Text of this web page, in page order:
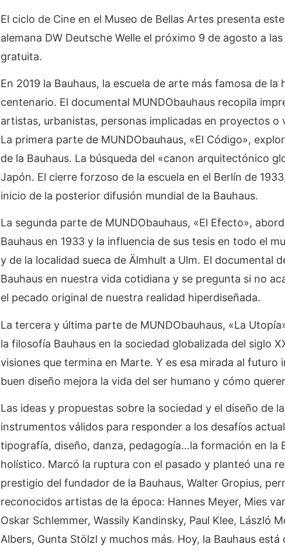
El ciclo de Cine en el Museo de Bellas Artes presenta
alemana DW Deutsche Welle el próximo 9 de agosto a
gratuita.
En 2019 la Bauhaus, la escuela de arte más famosa de la
centenario. El documental MUNDObauhaus recopila
artistas, urbanistas, personas implicadas en proyectos o
La primera parte de MUNDObauhaus, «El Código»,
de la Bauhaus. La búsqueda del «canon arquitectónico
Japón. El cierre forzoso de la escuela en el Berlín de
inicio de la posterior difusión mundial de la Bauhaus.
La segunda parte de MUNDObauhaus, «El Efecto»,
Bauhaus en 1933 y la influencia de sus tesis en todo el
y de la localidad sueca de Älmhult a Ulm. El documental
Bauhaus en nuestra vida cotidiana y se pregunta si no
el pecado original de nuestra realidad hiperdiseñada.
La tercera y última parte de MUNDObauhaus, «La
la filosofía Bauhaus en la sociedad globalizada del siglo
visiones que termina en Marte. Y es esa mirada al futuro
buen diseño mejora la vida del ser humano y cómo
Las ideas y propuestas sobre la sociedad y el diseño de
instrumentos válidos para responder a los desafíos
tipografía, diseño, danza, pedagogía…la formación en la
holístico. Marcó la ruptura con el pasado y planteó una
prestigio del fundador de la Bauhaus, Walter Gropius,
reconocidos artistas de la época: Hannes Meyer, Mies
Oskar Schlemmer, Wassily Kandinsky, Paul Klee, László
Albers, Gunta Stölzl y muchos más. Hoy, la Bauhaus